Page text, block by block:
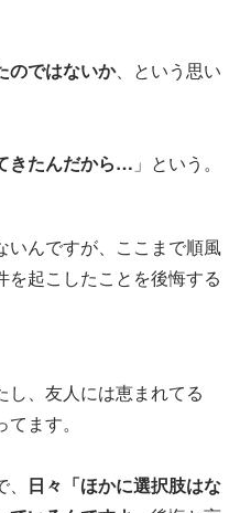
のではないか、という思い
きたんだから… 」という。
んですが、ここまで順風
起こしたことを後悔する
、友人には恵まれてる
ます。
日々「ほかに選択肢はな